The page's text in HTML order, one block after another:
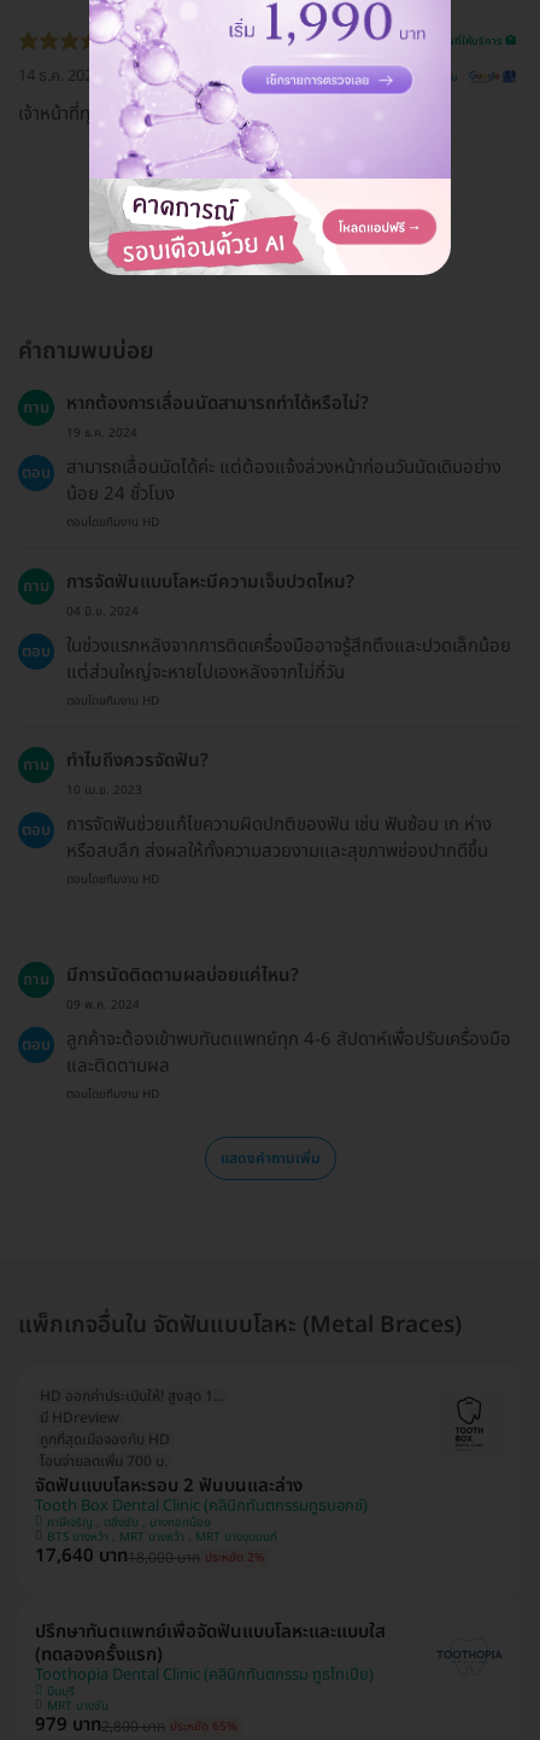
รีวิวสถานที่ให้บริการ 🏥
14 ธ.ค. 2020 ดูรีวิวต้นฉบับ
เจ้าหน้าที่ทุกคนดูแลดี แพงไปนิดนึง
ดูรีวิวทั้งหมด
คำถามพบบ่อย
ถาม หากต้องการเลื่อนนัดสามารถทำได้หรือไม่?
19 ธ.ค. 2024
ตอบ
สามารถเลื่อนนัดได้ค่ะ แต่ต้องแจ้งล่วงหน้าก่อนวันนัดเดิมอย่าง
น้อย 24 ชั่วโมง
ตอบโดยทีมงาน HD
ถาม การจัดฟันแบบโลหะมีความเจ็บปวดไหม?
04 มิ.ย. 2024
ตอบ
ในช่วงแรกหลังจากการติดเครื่องมืออาจรู้สึกตึงและปวดเล็กน้อย
แต่ส่วนใหญ่จะหายไปเองหลังจากไม่กี่วัน
ตอบโดยทีมงาน HD
ถาม ทำไมถึงควรจัดฟัน?
10 เม.ย. 2023
ตอบ
การจัดฟันช่วยแก้ไขความผิดปกติของฟัน เช่น ฟันซ้อน เก ห่าง
หรือสบลึก ส่งผลให้ทั้งความสวยงามและสุขภาพช่องปากดีขึ้น
ตอบโดยทีมงาน HD
ถาม มีการนัดติดตามผลบ่อยแค่ไหน?
09 พ.ค. 2024
ตอบ
ลูกค้าจะต้องเข้าพบทันตแพทย์ทุก 4-6 สัปดาห์เพื่อปรับเครื่องมือ
และติดตามผล
ตอบโดยทีมงาน HD
แสดงคำถามเพิ่ม
แพ็กเกจอื่นใน จัดฟันแบบโลหะ (Metal Braces)
HD ออกค่าประเมินให้! สูงสุด 1000 บ.
มี HDreview
ถูกที่สุดเมื่อจองกับ HD
โอนจ่ายลดเพิ่ม 700 บ.
จัดฟันแบบโลหะรอบ 2 ฟันบนและล่าง
Tooth Box Dental Clinic (คลินิกทันตกรรมทูธบอกซ์)
ภาษีเจริญ , ตลิ่งชัน , บางกอกน้อย
BTS บางหว้า , MRT บางหว้า , MRT บางขุนนนท์
17,640 บาท18,000 บาท ประหยัด 2%
ปรึกษาทันตแพทย์เพื่อจัดฟันแบบโลหะและแบบใส
(ทดลองครั้งแรก)
Toothopia Dental Clinic (คลินิกทันตกรรม ทูธโทเปีย)
มีนบุรี
MRT บางชัน
979 บาท2,800 บาท ประหยัด 65%